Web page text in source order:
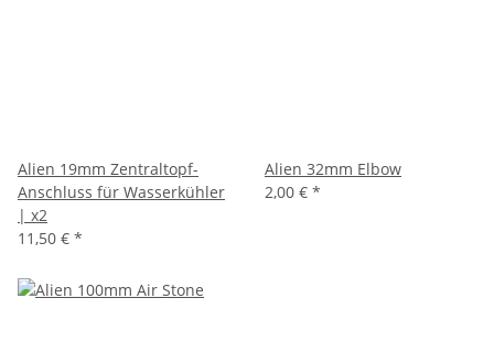
Alien 19mm Zentraltopf-
Anschluss für Wasserkühler
| x2
11,50 € *
Alien 32mm Elbow
2,00 € *